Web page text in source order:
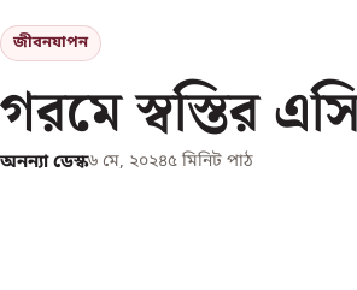
জীবনযাপন
গরমে স্বস্তির
অনন্যা ডেস্ক৬ মে, ২০২৪৫ মিনিট পাঠ